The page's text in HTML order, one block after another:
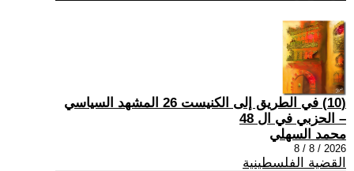
(10) في الطريق إلى الكنيست 26 المشهد السياسي
– الحزبي في ال 48
محمد السهلي
2026 / 8 / 8
القضية الفلسطينية